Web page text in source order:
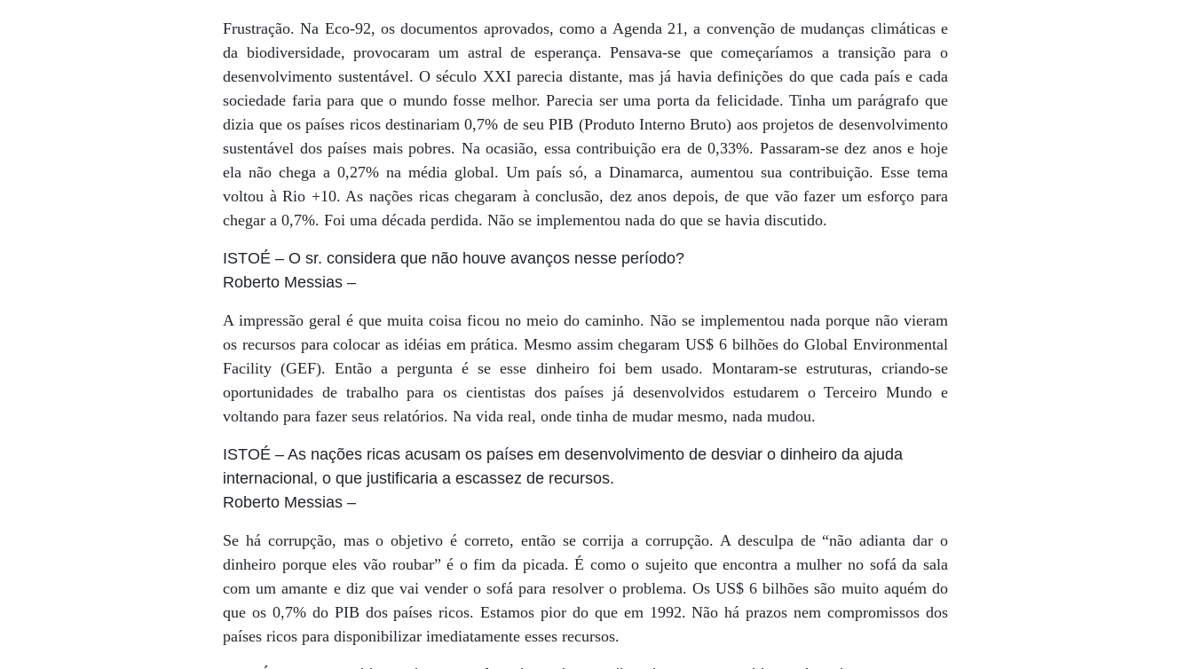
Frustração. Na Eco-92, os documentos aprovados, como a Agenda 21, a convenção de mudanças climáticas e
da biodiversidade, provocaram um astral de esperança. Pensava-se que começaríamos a transição para o
desenvolvimento sustentável. O século XXI parecia distante, mas já havia definições do que cada país e cada
sociedade faria para que o mundo fosse melhor. Parecia ser uma porta da felicidade. Tinha um parágrafo que
dizia que os países ricos destinariam 0,7% de seu PIB (Produto Interno Bruto) aos projetos de desenvolvimento
sustentável dos países mais pobres. Na ocasião, essa contribuição era de 0,33%. Passaram-se dez anos e hoje
ela não chega a 0,27% na média global. Um país só, a Dinamarca, aumentou sua contribuição. Esse tema
voltou à Rio +10. As nações ricas chegaram à conclusão, dez anos depois, de que vão fazer um esforço para
chegar a 0,7%. Foi uma década perdida. Não se implementou nada do que se havia discutido.
ISTOÉ – O sr. considera que não houve avanços nesse período?
Roberto Messias –
A impressão geral é que muita coisa ficou no meio do caminho. Não se implementou nada porque não vieram
os recursos para colocar as idéias em prática. Mesmo assim chegaram US$ 6 bilhões do Global Environmental
Facility (GEF). Então a pergunta é se esse dinheiro foi bem usado. Montaram-se estruturas, criando-se
oportunidades de trabalho para os cientistas dos países já desenvolvidos estudarem o Terceiro Mundo e
voltando para fazer seus relatórios. Na vida real, onde tinha de mudar mesmo, nada mudou.
ISTOÉ – As nações ricas acusam os países em desenvolvimento de desviar o dinheiro da ajuda
internacional, o que justificaria a escassez de recursos.
Roberto Messias –
Se há corrupção, mas o objetivo é correto, então se corrija a corrupção. A desculpa de “não adianta dar o
dinheiro porque eles vão roubar” é o fim da picada. É como o sujeito que encontra a mulher no sofá da sala
com um amante e diz que vai vender o sofá para resolver o problema. Os US$ 6 bilhões são muito aquém do
que os 0,7% do PIB dos países ricos. Estamos pior do que em 1992. Não há prazos nem compromissos dos
países ricos para disponibilizar imediatamente esses recursos.